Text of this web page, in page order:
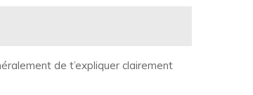
de t’expliquer clairement